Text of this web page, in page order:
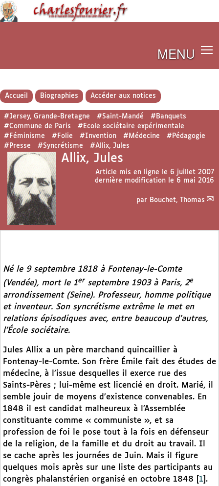
MENU
Accueil Biographies Accéder aux notices
#Jersey, Grande-Bretagne #Saint-Mandé
#Banquets
#Commune de Paris
#Ecole sociétaire expérimentale
#Féminisme
#Folie #Invention #Médecine
#Pédagogie
#Presse
#Syncrétisme #Allix, Jules
Allix, Jules
Article mis en ligne le 6 juillet 2007
dernière modification le 6 mai 2016
par Bouchet, Thomas
Né le 9 septembre 1818 à Fontenay-le-Comte
(Vendée), mort le 1er septembre 1903 à Paris, 2e
arrondissement (Seine). Professeur, homme politique
et inventeur. Son syncrétisme extrême le met en
relations épisodiques avec, entre beaucoup d’autres,
l’École sociétaire.
Jules Allix a un père marchand quincaillier à
Fontenay-le-Comte. Son frère Émile fait des études de
médecine, à l’issue desquelles il exerce rue des
Saints-Pères ; lui-même est licencié en droit. Marié, il
semble jouir de moyens d’existence convenables. En
1848 il est candidat malheureux à l’Assemblée
constituante comme « communiste », et sa
profession de foi le pose tout à la fois en défenseur
de la religion, de la famille et du droit au travail. Il
se cache après les journées de Juin. Mais il figure
quelques mois après sur une liste des participants au
congrès phalanstérien organisé en octobre 1848
1 .